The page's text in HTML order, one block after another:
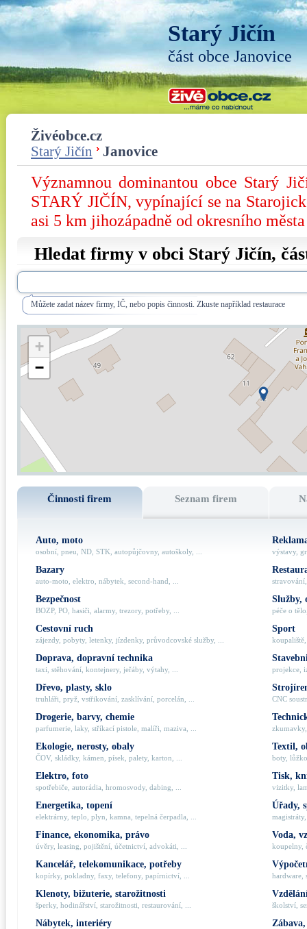
Starý Jičín
část obce Janovice
Živéobce.cz
Starý Jičín
Janovice
Významnou dominantou obce Starý
STARÝ JIČÍN, vypínající se na
asi 5 km jihozápadně od okresního
Hledat firmy v obci Starý Jičín,
Můžete zadat název firmy, IČ, nebo popis činnosti. Zkuste například restaurace
+
−
Činnosti firem Seznam firem
Auto, moto
osobní, pneu, ND, STK, autopůjčovny, autoškoly, ...
Bazary
auto-moto, elektro, nábytek, second-hand, ...
Bezpečnost
BOZP, PO, hasiči, alarmy, trezory, potřeby, ...
Cestovní ruch
zájezdy, pobyty, letenky, jízdenky, průvodcovské služby, ...
Doprava, dopravní technika
taxi, stěhování, kontejnery, jeřáby, výtahy, ...
Dřevo, plasty, sklo
truhláři, pryž, vstřikování, zasklívání, porcelán, ...
Drogerie, barvy, chemie
parfumerie, laky, stříkací pistole, malíři, maziva, ...
Ekologie, nerosty, obaly
ČOV, skládky, kámen, písek, palety, karton, ...
Elektro, foto
spotřebiče, autorádia, hromosvody, dabing, ...
Energetika, topení
elektrárny, teplo, plyn, kamna, tepelná čerpadla, ...
Finance, ekonomika, právo
úvěry, leasing, pojištění, účetnictví, advokáti, ...
Kancelář, telekomunikace, potřeby
kopírky, pokladny, faxy, telefony, papírnictví, ...
Klenoty, bižuterie, starožitnosti
šperky, hodinářství, starožitnosti, restaurování, ...
Nábytek, interiéry
výstavy,
Služby,
péče o
Sport
projekce,
CNC
Textil,
boty,
Tisk,
vizitky,
Úřady,
Voda,
koupelny,
hardware,
školství,